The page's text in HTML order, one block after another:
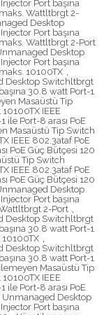
Port başına
Wattltbrgt 2-
Desktop
Port başına
Wattltbrgt 2-Port
Desktop
Port başına
10100TX ,
Desktop Switchltbrgt
30.8 watt Port-1
Masaüstü Tip
IEEE
ile Port-8 arası PoE
Masaüstü Tip Switch
IEEE 802.3ataf PoE
PoE Güç Bütçesi 120
Tip Switch
IEEE 802.3ataf PoE
PoE Güç Bütçesi 120
Desktop
Port başına
2-Port ,
Desktop Switchltbrgt
30.8 watt Port-1
10100TX ,
Desktop Switchltbrgt
30.8 watt Port-1
Masaüstü Tip
IEEE
ile Port-8 arası PoE
Desktop
Port başına